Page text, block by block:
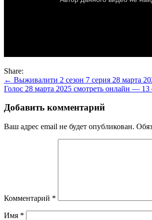
Share:
Навигация
по
записям
← Выживалити 2 сезон 7 серия 28 марта
Голос 28 марта 2025 смотреть онлайн —
Добавить комментарий
Ваш адрес email не будет опубликован.
Комментарий *
Имя *